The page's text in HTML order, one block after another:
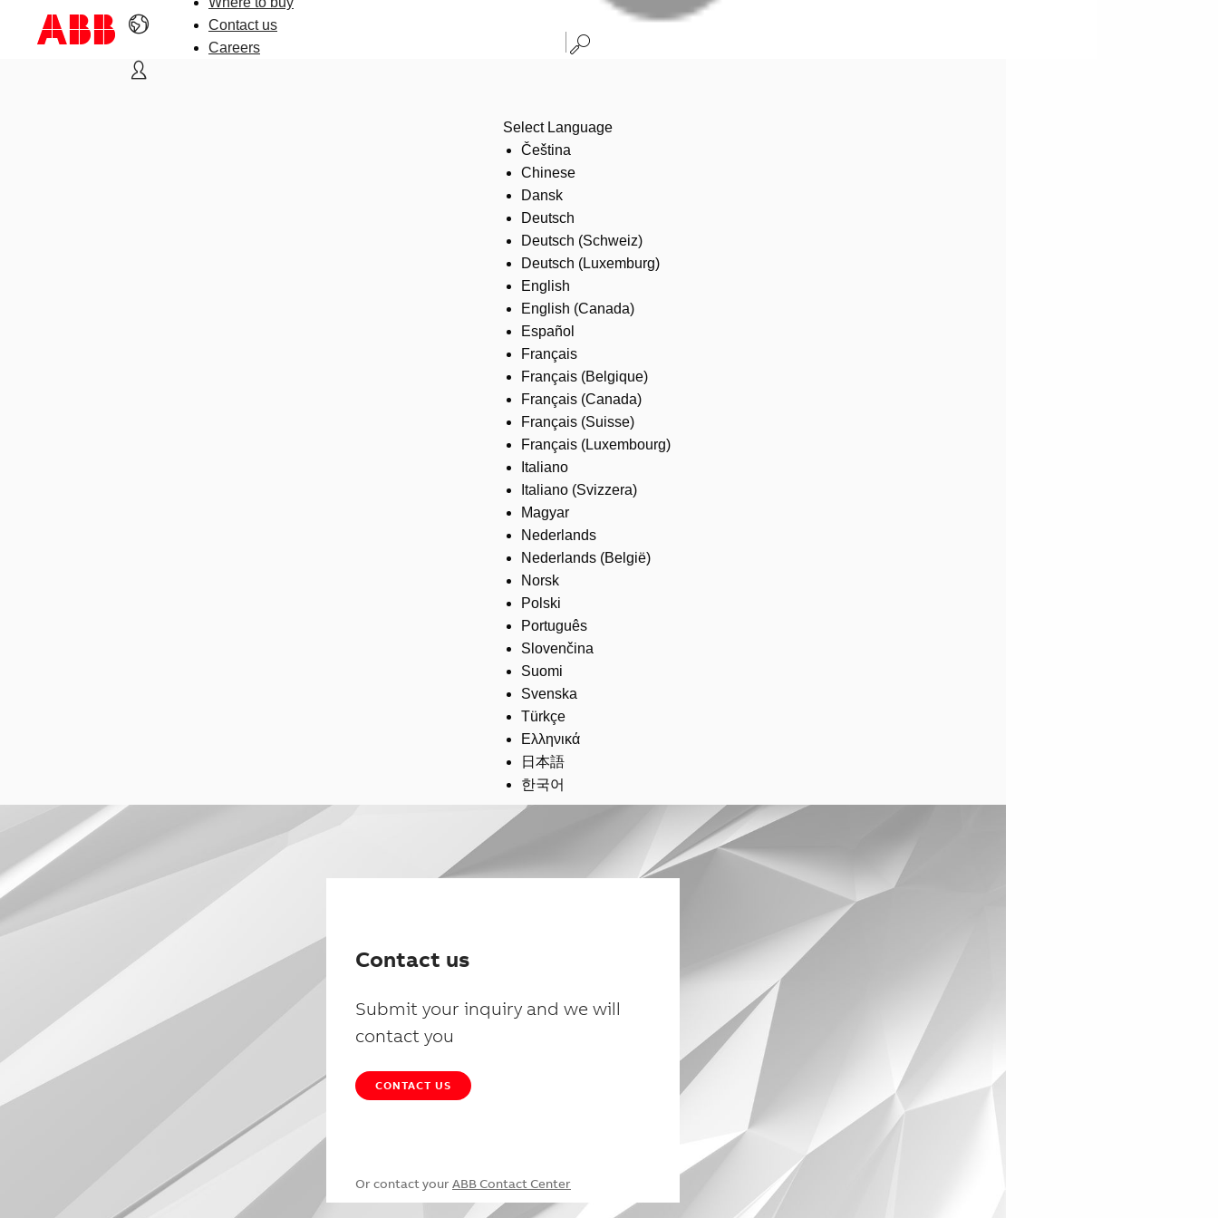
Contact us
Careers
Select Language
Čeština
Chinese
Dansk
Deutsch
Deutsch (Schweiz)
Deutsch (Luxemburg)
English
English (Canada)
Español
Français
Français (Belgique)
Français (Canada)
Français (Suisse)
Français (Luxembourg)
Italiano
Italiano (Svizzera)
Magyar
Nederlands
Nederlands (België)
Norsk
Polski
Português
Slovenčina
Suomi
Svenska
Türkçe
Ελληνικά
日本語
한국어
Contact us
Submit your inquiry and we will
contact you
CONTACT US
Or contact your ABB Contact Center